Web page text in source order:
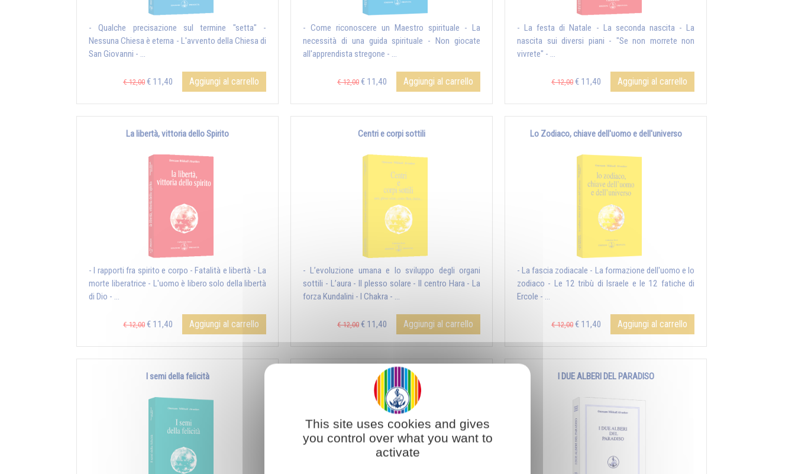
- Qualche precisazione sul termine "setta" -
Nessuna Chiesa è eterna - L'avvento della Chiesa di
San Giovanni - ...
€ 12,00 € 11,40 Aggiungi al carrello
- Come riconoscere un Maestro spirituale - La
necessità di una guida spirituale - Non giocate
all'apprendista stregone - ...
€ 12,00 € 11,40 Aggiungi al carrello
- La festa di Natale - La seconda nascita - La
nascita sui diversi piani - "Se non morrete non
vivrete" - ...
€ 12,00 € 11,40 Aggiungi al carrello
La libertà, vittoria dello Spirito
- I rapporti fra spirito e corpo - Fatalità e libertà - La
morte liberatrice - L'uomo è libero solo della libertà
di Dio - ...
€ 12,00 € 11,40 Aggiungi al carrello
Centri e corpi sottili
- L’evoluzione umana e lo sviluppo degli organi
sottili - L’aura - Il plesso solare - Il centro Hara - La
forza Kundalini - I Chakra - ...
€ 12,00 € 11,40 Aggiungi al carrello
Lo Zodiaco, chiave dell'uomo e dell'universo
- La fascia zodiacale - La formazione dell'uomo e lo
zodiaco - Le 12 tribù di Israele e le 12 fatiche di
Ercole - ...
€ 12,00 € 11,40 Aggiungi al carrello
I semi della felicità La Bilancia cosmica I DUE ALBERI DEL PARADISO
This site uses cookies and gives
you control over what you want to
activate